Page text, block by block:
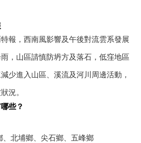
報，西南風影響及午後對流雲系發展
，山區請慎防坍方及落石，低窪地區
少進入山區、溪流及河川周邊活動，
況。
些？
、北埔鄉、尖石鄉、五峰鄉